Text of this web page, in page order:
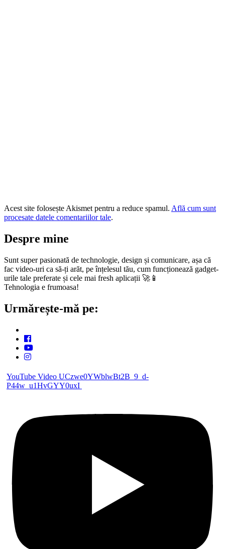
Acest site folosește Akismet pentru a reduce spamul. Află cum sunt
procesate datele comentariilor tale.
Despre mine
Sunt super pasionată de technologie, design și comunicare, așa că
fac video-uri ca să-ți arăt, pe înțelesul tău, cum funcționează gadget-
urile tale preferate și cele mai fresh aplicații 🚀📱
Tehnologia e frumoasa!
Urmărește-mă pe:
YouTube Video UCzwe0YWblwBt2B_9_d-
P44w_u1HvGYY0uxI